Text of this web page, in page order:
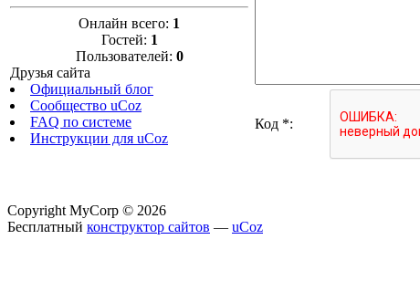
Онлайн всего: 1
Гостей: 1
Пользователей: 0
Друзья сайта
Официальный блог
Сообщество uCoz
FAQ по системе
Инструкции для uCoz
Код *:
Copyright MyCorp © 2026
Бесплатный конструктор сайтов — uCoz